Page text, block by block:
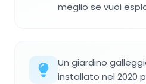
meglio se vuoi
Un giardino
installato nel 2020